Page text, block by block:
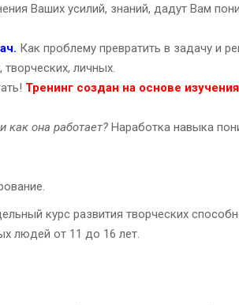
Ваших усилий, знаний, дадут Вам
Как проблему превратить в задачу и
личных.
Тренинг создан на основе
как она работает? Наработка навыка
курс развития творческих
людей от 11 до 16 лет.